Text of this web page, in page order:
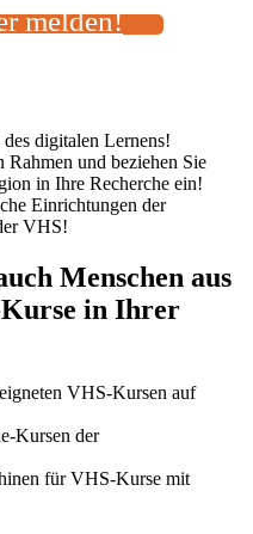
melden!
digitalen Lernens!
Rahmen und beziehen Sie
in Ihre Recherche ein!
Einrichtungen der
VHS!
Menschen aus
in Ihrer
VHS-Kursen auf
Kursen der
für VHS-Kurse mit